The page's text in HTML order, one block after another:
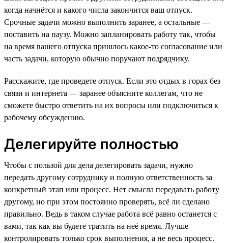
когда начнётся и какого числа закончится ваш отпуск.
Срочные задачи можно выполнить заранее, а остальные —
поставить на паузу. Можно запланировать работу так, чтобы
на время вашего отпуска пришлось какое-то согласование или
часть задачи, которую обычно поручают подрядчику.
Расскажите, где проведете отпуск. Если это отдых в горах без
связи и интернета — заранее объясните коллегам, что не
сможете быстро ответить на их вопросы или подключиться к
рабочему обсуждению.
Делегируйте полностью
Чтобы с пользой для дела делегировать задачи, нужно
передать другому сотруднику и полную ответственность за
конкретный этап или процесс. Нет смысла передавать работу
другому, но при этом постоянно проверять, всё ли сделано
правильно. Ведь в таком случае работа всё равно останется с
вами, так как вы будете тратить на неё время. Лучше
контролировать только срок выполнения, а не весь процесс.